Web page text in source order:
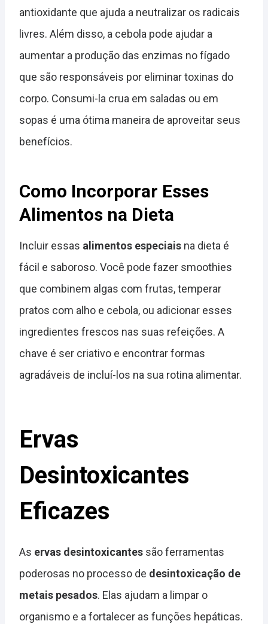
antioxidante que ajuda a neutralizar os radicais
livres. Além disso, a cebola pode ajudar a
aumentar a produção das enzimas no fígado
que são responsáveis por eliminar toxinas do
corpo. Consumi-la crua em saladas ou em
sopas é uma ótima maneira de aproveitar seus
benefícios.
Como Incorporar Esses
Alimentos na Dieta
Incluir essas alimentos especiais na dieta é
fácil e saboroso. Você pode fazer smoothies
que combinem algas com frutas, temperar
pratos com alho e cebola, ou adicionar esses
ingredientes frescos nas suas refeições. A
chave é ser criativo e encontrar formas
agradáveis de incluí-los na sua rotina alimentar.
Ervas
Desintoxicantes
Eficazes
As ervas desintoxicantes são ferramentas
poderosas no processo de desintoxicação de
metais pesados. Elas ajudam a limpar o
organismo e a fortalecer as funções hepáticas.